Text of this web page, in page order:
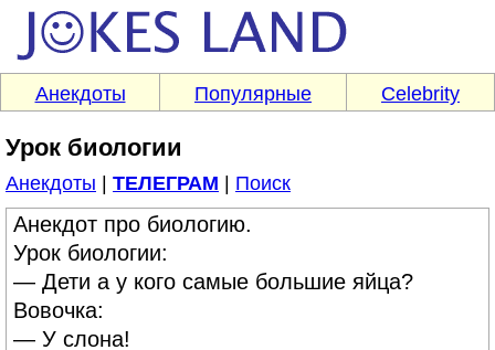
Анекдоты Популярные Celebrity
Урок биологии
Анекдоты ТЕЛЕГРАМ Поиск
Анекдот про биологию.
Урок биологии:
— Дети а у кого самые большие яйца?
Вовочка:
— У слона!